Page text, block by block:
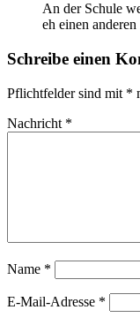
An der Schu­le
eh ei­nen
Schreibe einen
Pflichtfelder sind mit *
Nachricht *
Name *
E-Mail-Adresse *